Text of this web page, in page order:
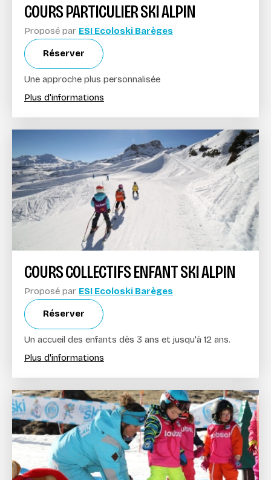
COURS PARTICULIER SKI ALPIN
Proposé par ESI Ecoloski Barèges
Réserver
Une approche plus personnalisée
Plus d'informations
COURS COLLECTIFS ENFANT SKI ALPIN
Proposé par ESI Ecoloski Barèges
Réserver
Un accueil des enfants dès 3 ans et jusqu'à 12 ans.
Plus d'informations